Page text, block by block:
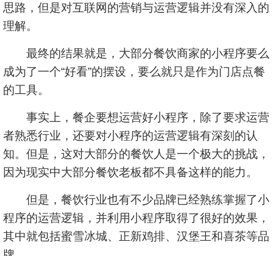
思路，但是对互联网的营销与运营逻辑并没有深入的
理解。
最终的结果就是，大部分餐饮商家的小程序要么
成为了一个“好看”的摆设，要么就只是作为门店点餐
的工具。
事实上，餐企要想运营好小程序，除了要求运营
者熟悉行业，还要对小程序的运营逻辑有深刻的认
知。但是，这对大部分的餐饮人是一个极大的挑战，
因为现实中大部分餐饮老板都不具备这样的能力。
但是，餐饮行业也有不少品牌已经熟练掌握了小
程序的运营逻辑，并利用小程序取得了很好的效果，
其中就包括蜜雪冰城、正新鸡排、汉堡王和喜茶等品